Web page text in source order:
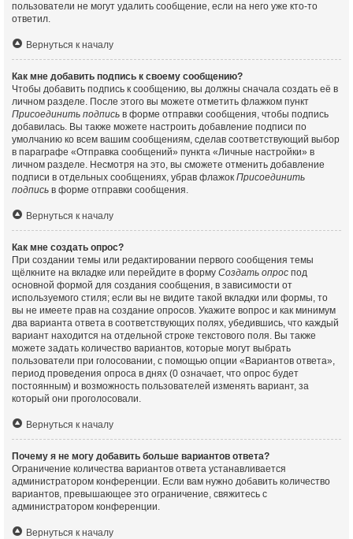
пользователи не могут удалить сообщение, если на него уже кто-то
ответил.
Вернуться к началу
Как мне добавить подпись к своему сообщению?
Чтобы добавить подпись к сообщению, вы должны сначала создать её в
личном разделе. После этого вы можете отметить флажком пункт
Присоединить подпись в форме отправки сообщения, чтобы подпись
добавилась. Вы также можете настроить добавление подписи по
умолчанию ко всем вашим сообщениям, сделав соответствующий выбор
в параграфе «Отправка сообщений» пункта «Личные настройки» в
личном разделе. Несмотря на это, вы сможете отменить добавление
подписи в отдельных сообщениях, убрав флажок Присоединить
подпись в форме отправки сообщения.
Вернуться к началу
Как мне создать опрос?
При создании темы или редактировании первого сообщения темы
щёлкните на вкладке или перейдите в форму Создать опрос под
основной формой для создания сообщения, в зависимости от
используемого стиля; если вы не видите такой вкладки или формы, то
вы не имеете прав на создание опросов. Укажите вопрос и как минимум
два варианта ответа в соответствующих полях, убедившись, что каждый
вариант находится на отдельной строке текстового поля. Вы также
можете задать количество вариантов, которые могут выбрать
пользователи при голосовании, с помощью опции «Вариантов ответа»,
период проведения опроса в днях (0 означает, что опрос будет
постоянным) и возможность пользователей изменять вариант, за
который они проголосовали.
Вернуться к началу
Почему я не могу добавить больше вариантов ответа?
Ограничение количества вариантов ответа устанавливается
администратором конференции. Если вам нужно добавить количество
вариантов, превышающее это ограничение, свяжитесь с
администратором конференции.
Вернуться к началу